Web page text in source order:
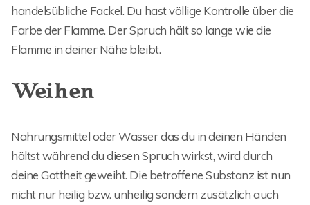
handelsübliche Fackel. Du hast völlige Kontrolle über die
Farbe der Flamme. Der Spruch hält so lange wie die
Flamme in deiner Nähe bleibt.
Weihen
Nahrungsmittel oder Wasser das du in deinen Händen
hältst während du diesen Spruch wirkst, wird durch
deine Gottheit geweiht. Die betroffene Substanz ist nun
nicht nur heilig bzw. unheilig sondern zusätzlich auch